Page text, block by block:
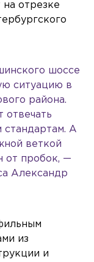
отрезке
шоссе
ситуацию в
района.
отвечать
стандартам. А
веткой
от пробок, —
Александр
из
и